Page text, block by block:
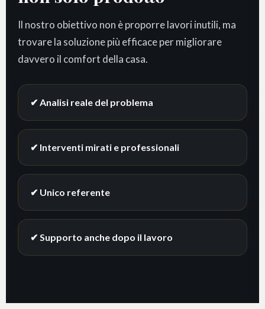
Il nostro obiettivo non è proporre lavori inutili, ma
trovare la soluzione più efficace per migliorare
davvero il comfort della casa.
✔ Analisi reale del problema
✔ Interventi mirati e professionali
✔ Unico referente
✔ Supporto anche dopo il lavoro